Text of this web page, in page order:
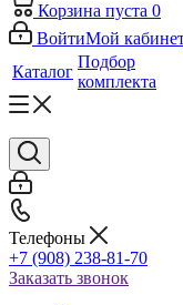
Корзина пуста 0
ВойтиМой
Каталог
Подбор
комплекта
Телефоны
+7 (908) 238-81-70
Заказать звонок